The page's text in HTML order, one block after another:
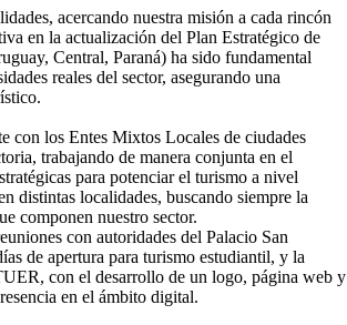
acercando nuestra misión a cada rincón
en la actualización del Plan Estratégico de
Central, Paraná) ha sido fundamental
reales del sector, asegurando una
con los Entes Mixtos Locales de ciudades
trabajando de manera conjunta en el
para potenciar el turismo a nivel
distintas localidades, buscando siempre la
componen nuestro sector.
con autoridades del Palacio San
de apertura para turismo estudiantil, y la
con el desarrollo de un logo, página web y
en el ámbito digital.